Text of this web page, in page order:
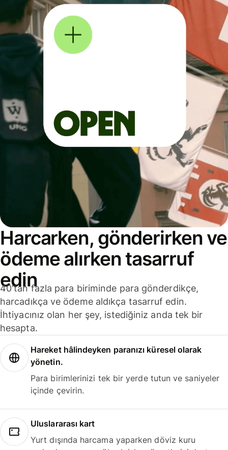
Harcarken, gönderirken ve
ödeme alırken tasarruf
edin
40'tan fazla para biriminde para gönderdikçe,
harcadıkça ve ödeme aldıkça tasarruf edin.
İhtiyacınız olan her şey, istediğiniz anda tek bir
hesapta.
Hareket hâlindeyken paranızı küresel olarak
yönetin.
Para birimlerinizi tek bir yerde tutun ve saniyeler
içinde çevirin.
Uluslararası kart
Yurt dışında harcama yaparken döviz kuru